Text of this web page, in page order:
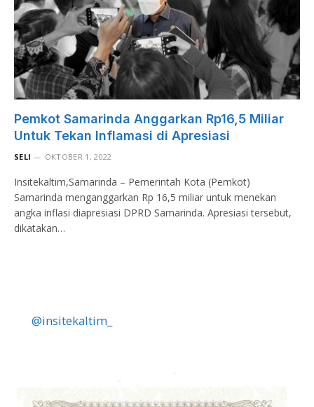
Pemkot Samarinda Anggarkan Rp16,5 Miliar
Untuk Tekan Inflamasi di Apresiasi
SELI OKTOBER 1, 2022
Insitekaltim,Samarinda – Pemerintah Kota (Pemkot)
Samarinda menganggarkan Rp 16,5 miliar untuk menekan
angka inflasi diapresiasi DPRD Samarinda. Apresiasi tersebut,
dikatakan…
@insitekaltim_